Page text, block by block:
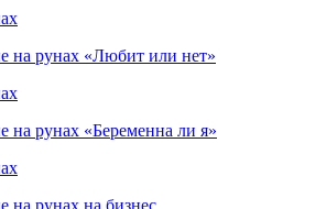
на рунах «Любит или нет»
на рунах «Беременна ли я»
на рунах на бизнес